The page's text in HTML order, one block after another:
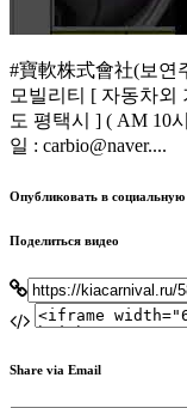
#寶軟株式會社(보연
모빌리티 [ 자동차외
도 평택시 ] ( AM 10
일 : carbio@naver....
Опубликовать в социальную
Поделиться видео
Share via Email